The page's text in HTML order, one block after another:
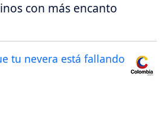
con más encanto